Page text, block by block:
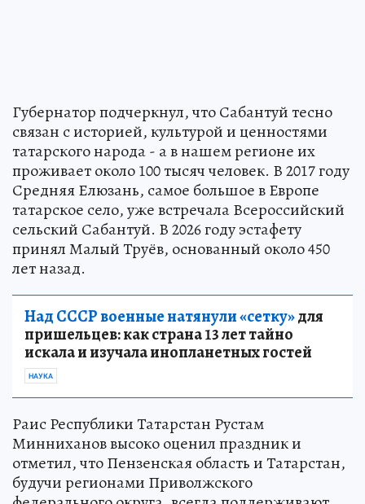
Губернатор подчеркнул, что Сабантуй тесно
связан с историей, культурой и ценностями
татарского народа - а в нашем регионе их
проживает около 100 тысяч человек. В 2017 году
Средняя Елюзань, самое большое в Европе
татарское село, уже встречала Всероссийский
сельский Сабантуй. В 2026 году эстафету
принял Малый Труёв, основанный около 450
лет назад.
Над СССР военные натянули «сетку»для
пришельцев: как страна 13 лет тайно
искала и изучала инопланетных гостей
НАУКА
Раис Республики Татарстан Рустам
Минниханов высоко оценил праздник и
отметил, что Пензенская область и Татарстан,
будучи регионами Приволжского